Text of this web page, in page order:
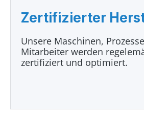
Zertifizierter
Unsere Maschinen,
Mitarbeiter werden
zertifiziert und optimiert.